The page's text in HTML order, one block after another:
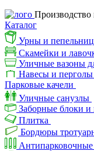
Каталог
Урны и
Скамейки и
Уличные вазоны
Навесы и перголы
Парковые качели
Уличные санузлы
Заборные блоки и
Плитка
Бордюры